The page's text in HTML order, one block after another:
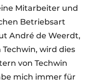
Mitarbeiter und
Betriebsart
André de Weerdt,
wird dies
von Techwin
mich immer für